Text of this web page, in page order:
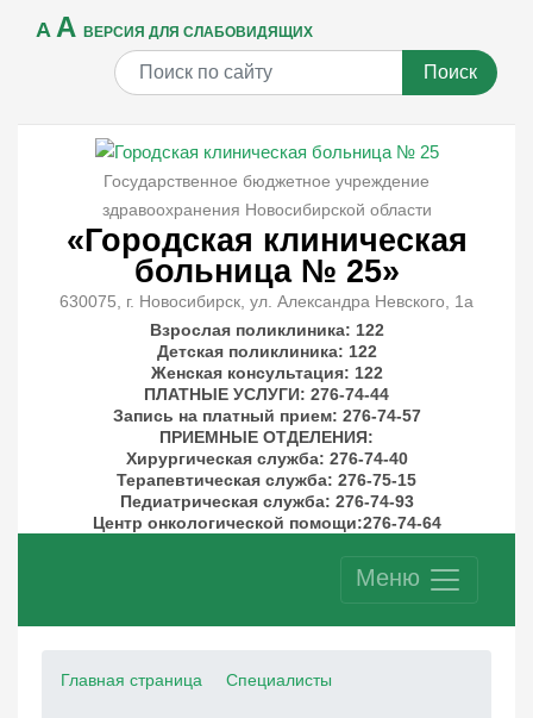
A A ВЕРСИЯ ДЛЯ СЛАБОВИДЯЩИХ
Поиск
Государственное бюджетное учреждение
здравоохранения Новосибирской области
«Городская клиническая
больница № 25»
630075, г. Новосибирск, ул. Александра Невского, 1а
Взрослая поликлиника: 122
Детская поликлиника: 122
Женская консультация: 122
ПЛАТНЫЕ УСЛУГИ: 276-74-44
Запись на платный прием: 276-74-57
ПРИЕМНЫЕ ОТДЕЛЕНИЯ:
Хирургическая служба: 276-74-40
Терапевтическая служба: 276-75-15
Педиатрическая служба: 276-74-93
Центр онкологической помощи:276-74-64
Меню
Главная страница Специалисты